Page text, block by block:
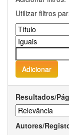
Utilizar filtros
Resultados/
Autores/